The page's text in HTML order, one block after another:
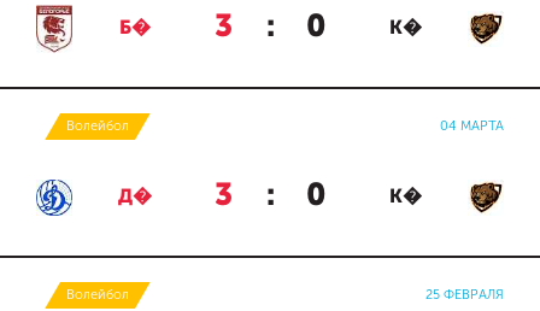
Б� 3 : 0 К�
Волейбол 04 МАРТА
Д� 3 : 0 К�
Волейбол 25 ФЕВРАЛЯ